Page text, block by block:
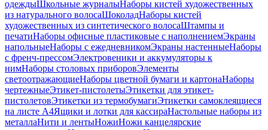
одеждыШкольные журналыНаборы кистей художественных
из натурального волосаШоколадНаборы кистей
художественных из синтетического волосаШтампы и
печатиНаборы офисные пластиковые с наполнениемЭкраны
напольныеНаборы с ежедневникомЭкраны настенныеНаборы
с френч-прессомЭлектровеники и аккумуляторы к
нимНаборы столовых приборовЭлементы
светоотражающиеНаборы цветной бумаги и картонаНаборы
чертежныеЭтикет-пистолетыЭтикетки для этикет-
пистолетовЭтикетки из термобумагиЭтикетки самоклеящиеся
на листе А4Ящики и лотки для кассираНастольные наборы из
металлаНити и лентыНожиНожи канцелярские